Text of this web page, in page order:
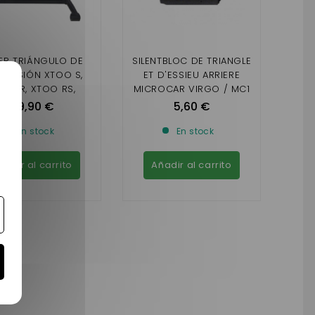
TRIÁNGULO DE
XTOO S,
R, XTOO RS,
MICROCAR
ACERO)
49,90 €
En stock
al carrito
SILENTBLOC DE TRIANGLE
ET D'ESSIEU ARRIERE
MICROCAR VIRGO / MC1
/ MC2 / MGO ( PHASE 1)
5,60 €
En stock
Añadir al carrito